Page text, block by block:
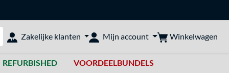
doorzoeken
Zakelijke klanten Mijn account Winkelwagen
REFURBISHED VOORDEELBUNDELS